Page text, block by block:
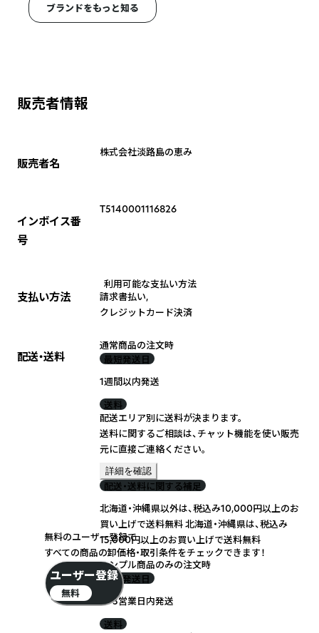
ブランドをもっと知る
販売者情報
販売者名
株式会社淡路島の恵み
インボイス番
号
T5140001116826
支払い方法
利用可能な支払い方法
請求書払い,
クレジットカード決済
配送・送料
通常商品の注文時
最短発送日
1週間以内発送
送料
配送エリア別に送料が決まります。
送料に関するご相談は、チャット機能を使い販売
元に直接ご連絡ください。
詳細を確認
配送・送料に関する補足
北海道・沖縄県以外は、税込み10,000円以上のお
買い上げで送料無料 北海道・沖縄県は、税込み
15,000円以上のお買い上げで送料無料
サンプル商品のみの注文時
最短発送日
2~3営業日内発送
送料
無料のユーザー登録で
すべての商品の卸価格・取引条件をチェックできます！
ユーザー登録
無料